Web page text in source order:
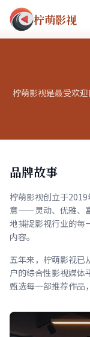
柠萌影视
柠萌影视是最受欢
品牌故事
柠萌影视创立于
意——灵动、优雅、
地捕捉影视行业的每
内容。
五年来，柠萌影视已
户的综合性影视媒
甄选每一部推荐作品